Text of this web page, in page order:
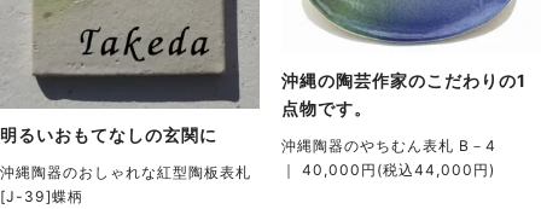
明るいおもてなしの玄関に
沖縄陶器のおしゃれな紅型陶板表札
[J-39]蝶柄
沖縄の陶芸作家のこだわりの1
点物です。
沖縄陶器のやちむん表札 B－4
｜ 40,000円(税込44,000円)